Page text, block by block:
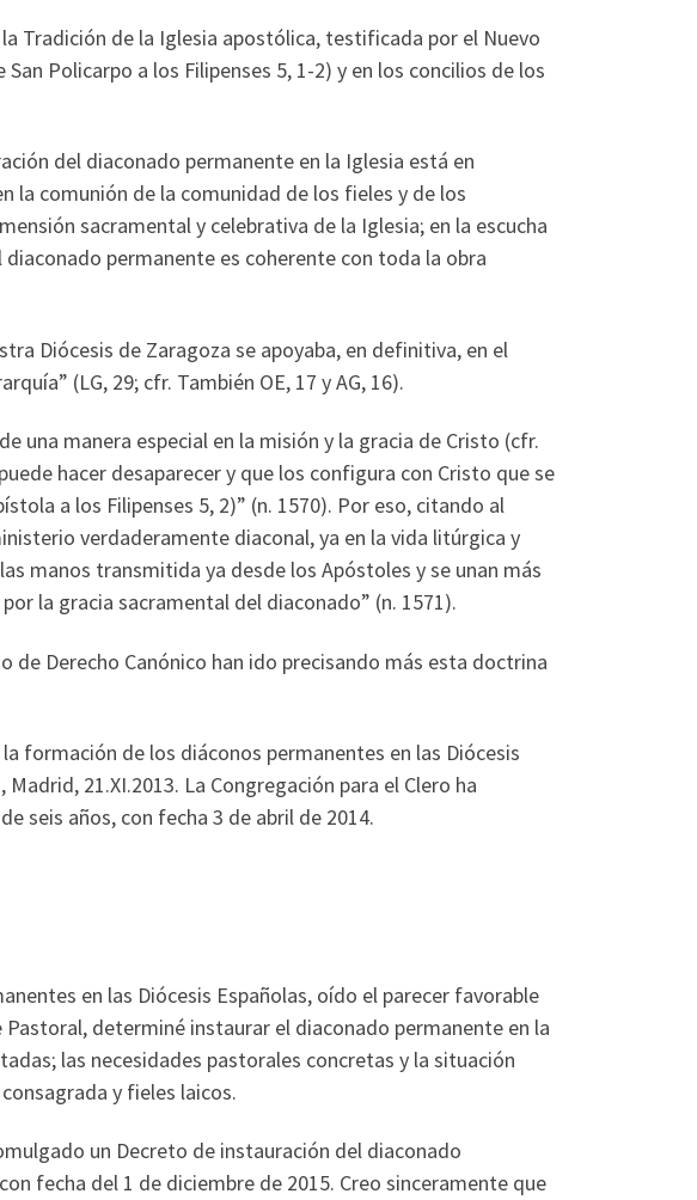
Tradición de la Iglesia apostólica, testificada por el Nuevo
Policarpo a los Filipenses 5, 1-2) y en los concilios de los
del diaconado permanente en la Iglesia está en
la comunión de la comunidad de los fieles y de los
sacramental y celebrativa de la Iglesia; en la escucha
permanente es coherente con toda la obra
Diócesis de Zaragoza se apoyaba, en definitiva, en el
(LG, 29; cfr. También OE, 17 y AG, 16).
una manera especial en la misión y la gracia de Cristo (cfr.
hacer desaparecer y que los configura con Cristo que se
a los Filipenses 5, 2)” (n. 1570). Por eso, citando al
verdaderamente diaconal, ya en la vida litúrgica y
manos transmitida ya desde los Apóstoles y se unan más
la gracia sacramental del diaconado” (n. 1571).
de Derecho Canónico han ido precisando más esta doctrina
formación de los diáconos permanentes en las Diócesis
21.XI.2013. La Congregación para el Clero ha
seis años, con fecha 3 de abril de 2014.
en las Diócesis Españolas, oído el parecer favorable
determiné instaurar el diaconado permanente en la
las necesidades pastorales concretas y la situación
y fieles laicos.
un Decreto de instauración del diaconado
fecha del 1 de diciembre de 2015. Creo sinceramente que